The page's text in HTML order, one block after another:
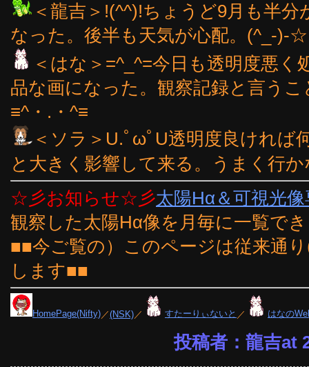
＜龍吉＞!(^^)!ちょうど9月も半
なった。後半も天気が心配。(^_-)-☆
＜はな＞=^_^=今日も透明度悪
品な画になった。観察記録と言う
≡^・.・^≡
＜ソラ＞U.ﾟωﾟU透明度良ければ
と大きく影響して来る。うまく行
☆彡お知らせ☆彡太陽Hα＆可視光
観察した太陽Hα像を月毎に一覧で
■■今ご覧の）このページは従来通
します■■
HomePage(Nifty) ／(NSK) ／ すたーりぃないと ／ はなの
投稿者：龍吉at